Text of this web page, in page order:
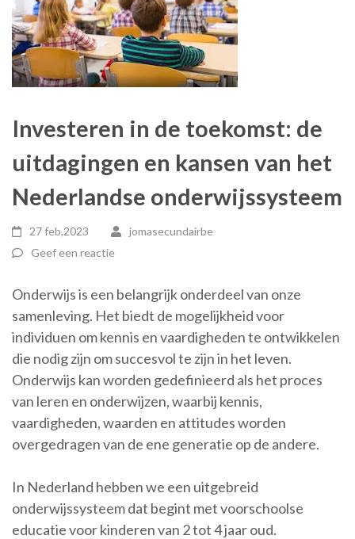
Investeren in de toekomst: de
uitdagingen en kansen van het
Nederlandse onderwijssysteem
27 feb,2023
jomasecundairbe
Geef een reactie
Onderwijs is een belangrijk onderdeel van onze
samenleving. Het biedt de mogelijkheid voor
individuen om kennis en vaardigheden te ontwikkelen
die nodig zijn om succesvol te zijn in het leven.
Onderwijs kan worden gedefinieerd als het proces
van leren en onderwijzen, waarbij kennis,
vaardigheden, waarden en attitudes worden
overgedragen van de ene generatie op de andere.
In Nederland hebben we een uitgebreid
onderwijssysteem dat begint met voorschoolse
educatie voor kinderen van 2 tot 4 jaar oud.